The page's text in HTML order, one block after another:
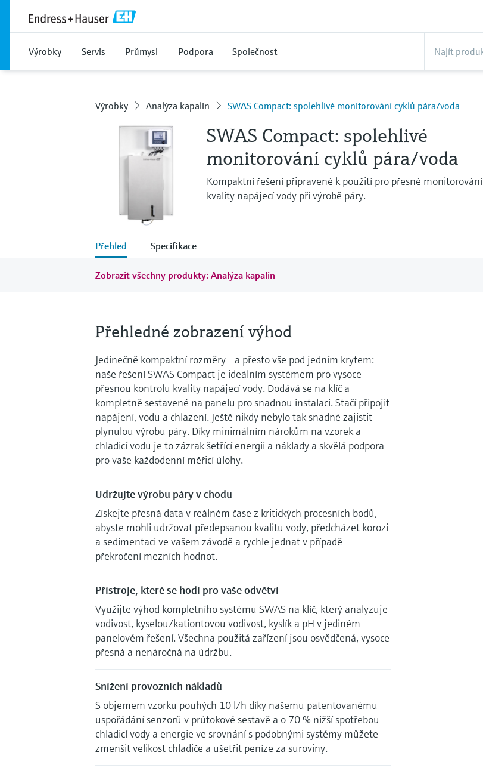
Výrobky Servis Průmysl Podpora Společnost
Výrobky Analýza kapalin SWAS Compact: spolehlivé monitorování cyklů pára/voda
SWAS Compact: spolehlivé
monitorování cyklů pára/voda
Kompaktní řešení připravené k použití pro přesné monitorování
kvality napájecí vody při výrobě páry.
Přehled Specifikace
Zobrazit všechny produkty: Analýza kapalin
Přehledné zobrazení výhod
Jedinečně kompaktní rozměry - a přesto vše pod jedním krytem:
naše řešení SWAS Compact je ideálním systémem pro vysoce
přesnou kontrolu kvality napájecí vody. Dodává se na klíč a
kompletně sestavené na panelu pro snadnou instalaci. Stačí připojit
napájení, vodu a chlazení. Ještě nikdy nebylo tak snadné zajistit
plynulou výrobu páry. Díky minimálním nárokům na vzorek a
chladicí vodu je to zázrak šetřící energii a náklady a skvělá podpora
pro vaše každodenní měřicí úlohy.
Udržujte výrobu páry v chodu
Získejte přesná data v reálném čase z kritických procesních bodů,
abyste mohli udržovat předepsanou kvalitu vody, předcházet korozi
a sedimentaci ve vašem závodě a rychle jednat v případě
překročení mezních hodnot.
Přístroje, které se hodí pro vaše odvětví
Využijte výhod kompletního systému SWAS na klíč, který analyzuje
vodivost, kyselou/kationtovou vodivost, kyslík a pH v jediném
panelovém řešení. Všechna použitá zařízení jsou osvědčená, vysoce
přesná a nenáročná na údržbu.
Snížení provozních nákladů
S objemem vzorku pouhých 10 l/h díky našemu patentovanému
uspořádání senzorů v průtokové sestavě a o 70 % nižší spotřebou
chladicí vody a energie ve srovnání s podobnými systémy můžete
zmenšit velikost chladiče a ušetřit peníze za suroviny.